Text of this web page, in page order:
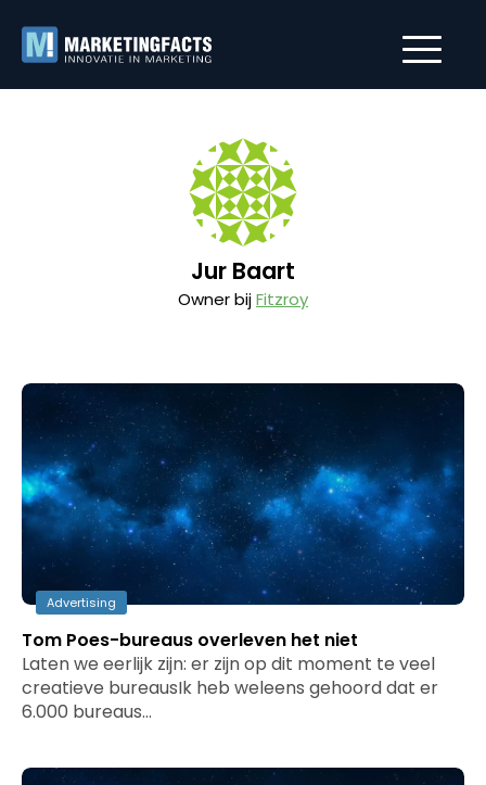
Jur Baart
Owner bijFitzroy
Advertising
Tom Poes-bureaus overleven het niet
Laten we eerlijk zijn: er zijn op dit moment te veel
creatieve bureausIk heb weleens gehoord dat er
6.000 bureaus…